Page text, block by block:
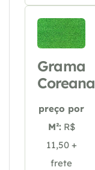
Grama
Coreana
preço por
M²: R$
11,50 +
frete